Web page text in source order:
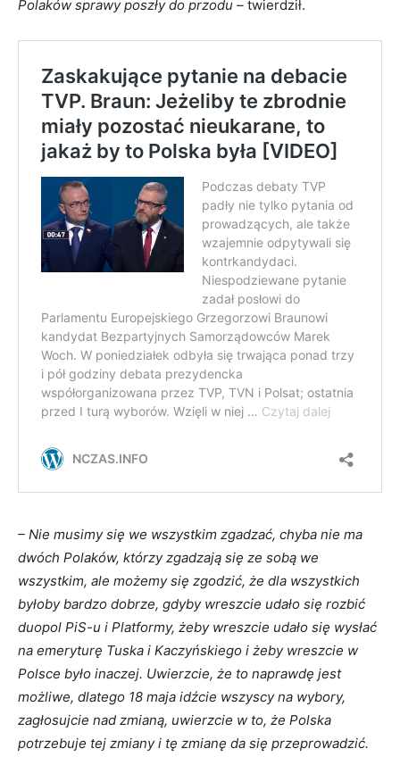
Polaków sprawy poszły do przodu – twierdził.
– Nie musimy się we wszystkim zgadzać, chyba nie ma
dwóch Polaków, którzy zgadzają się ze sobą we
wszystkim, ale możemy się zgodzić, że dla wszystkich
byłoby bardzo dobrze, gdyby wreszcie udało się rozbić
duopol PiS-u i Platformy, żeby wreszcie udało się wysłać
na emeryturę Tuska i Kaczyńskiego i żeby wreszcie w
Polsce było inaczej. Uwierzcie, że to naprawdę jest
możliwe, dlatego 18 maja idźcie wszyscy na wybory,
zagłosujcie nad zmianą, uwierzcie w to, że Polska
potrzebuje tej zmiany i tę zmianę da się przeprowadzić.